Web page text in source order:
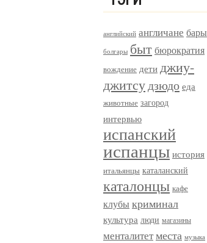
английский англичане бары
болгары бытбюрократия
вождение дети джиу-
джитсудзюдо еда
животные загород
интервью
испанский
испанцы история
итальянцы каталанский
каталонцы кафе
клубы криминал
культура люди магазины
менталитетместа музыка